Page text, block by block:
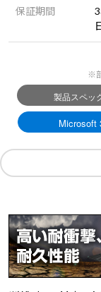
保証期間
※